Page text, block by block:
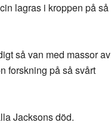
lagras i kroppen på så
så van med massor av
forskning på så svårt
Jacksons död.